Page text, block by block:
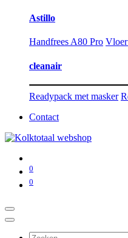
Astillo
Handfrees A80 Pro
cleanair
Readypack met masker
Contact
0
0